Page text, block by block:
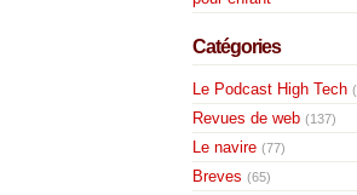
Catégories
Le Podcast High Tech
Revues de web (137)
Le navire (77)
Breves (65)